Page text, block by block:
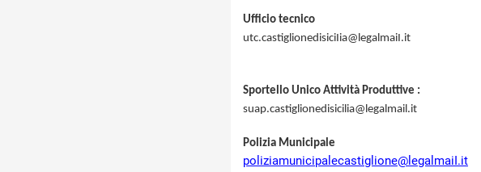
Ufficio tecnico
utc.castiglionedisiciIia@legalmaiI.it
Sportello Unico Attività Produttive :
suap.castiglionedisicilia@legalmail.it
Polizia Municipale
poliziamunicipalecastiglione@legalmaiI.it